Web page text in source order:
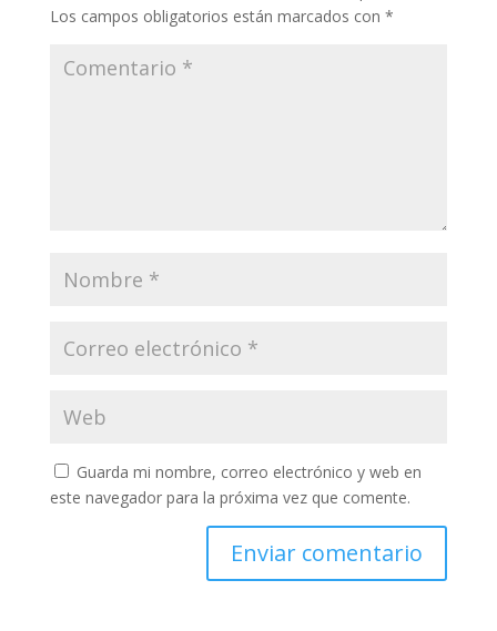
Los campos obligatorios están marcados con *
Guarda mi nombre, correo electrónico y web en
este navegador para la próxima vez que comente.